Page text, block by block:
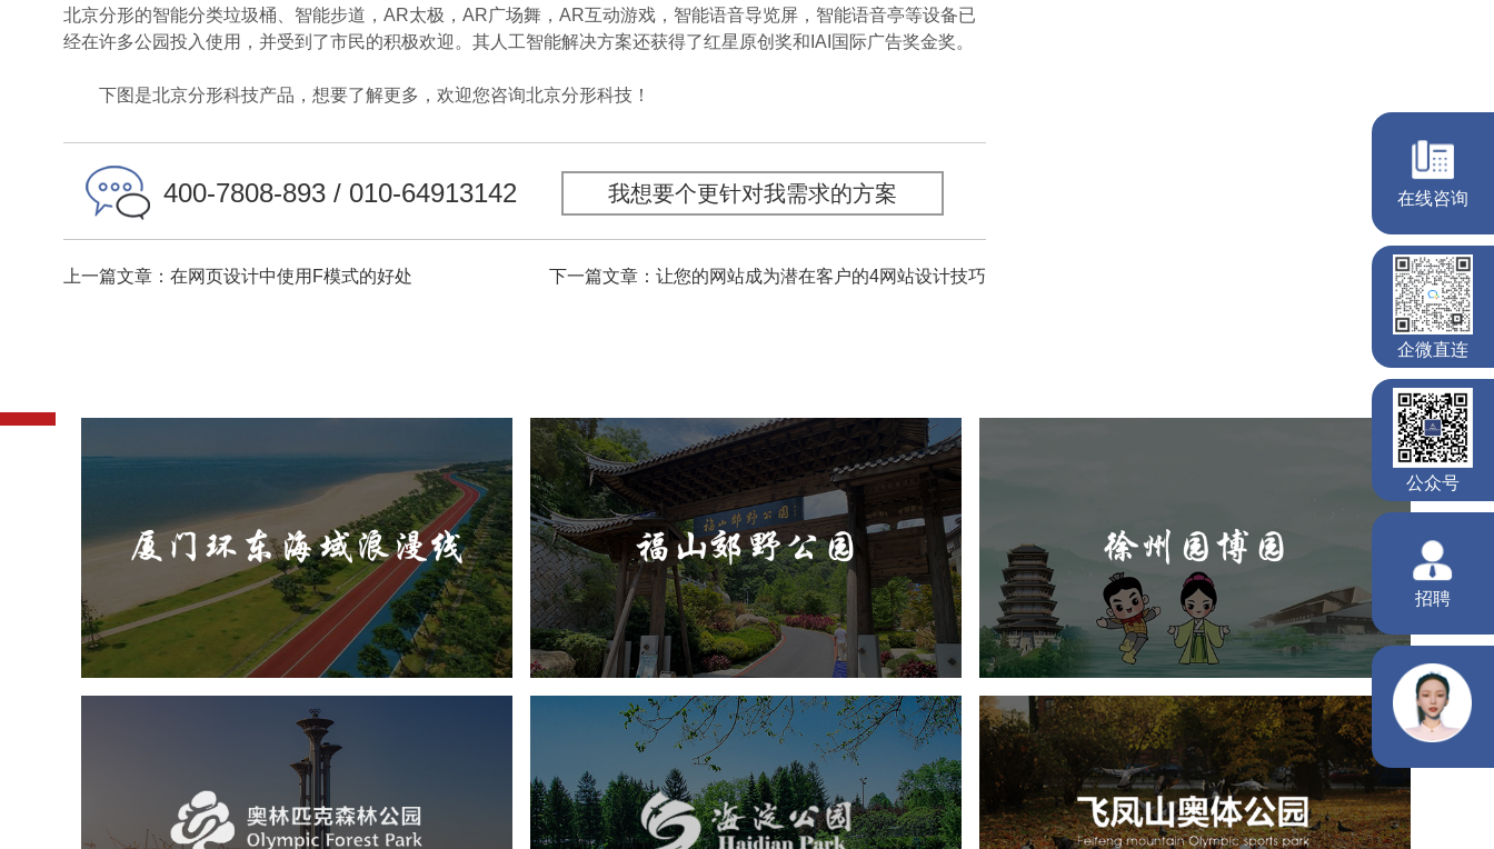
北京分形的智能分类垃圾桶、智能步道，AR太极，AR广场舞，AR互动游戏，智能语音导览屏，智能语音亭等设备已
经在许多公园投入使用，并受到了市民的积极欢迎。其人工智能解决方案还获得了红星原创奖和IAI国际广告奖金奖。
下图是北京分形科技产品，想要了解更多，欢迎您咨询北京分形科技！
400-7808-893 / 010-64913142 我想要个更针对我需求的方案
上一篇文章：在网页设计中使用F模式的好处 下一篇文章：让您的网站成为潜在客户的4网站设计技巧
厦门环东海域浪漫线
旅游休闲 公园 AI人工智能
智慧公园
智能步道
人脸识别 智能灯杆
智能照明系统
智能大数据平台
福山郊野公园
旅游休闲 公园 AI人工智能
智慧公园
智能步道
人脸识别 智能大数据平台
旅游休闲 公园 AI人工智能
智慧公园
智能步道
人脸识别 智能大数据平台
奥体森林公园 海淀公园 飞凤山奥体公园